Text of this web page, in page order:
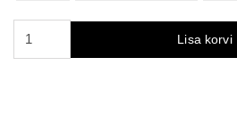
Lisa korvi